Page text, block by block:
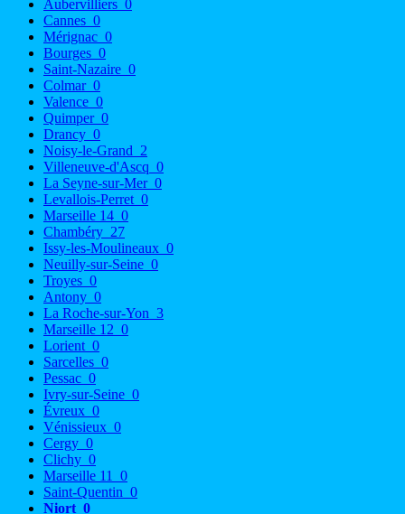
Aubervilliers 0
Cannes 0
Mérignac 0
Bourges 0
Saint-Nazaire 0
Colmar 0
Valence 0
Quimper 0
Drancy 0
Noisy-le-Grand 2
Villeneuve-d'Ascq 0
La Seyne-sur-Mer 0
Levallois-Perret 0
Marseille 14 0
Chambéry 27
Issy-les-Moulineaux 0
Neuilly-sur-Seine 0
Troyes 0
Antony 0
La Roche-sur-Yon 3
Marseille 12 0
Lorient 0
Sarcelles 0
Pessac 0
Ivry-sur-Seine 0
Évreux 0
Vénissieux 0
Cergy 0
Clichy 0
Marseille 11
0
Saint-Quentin 0
Niort 0